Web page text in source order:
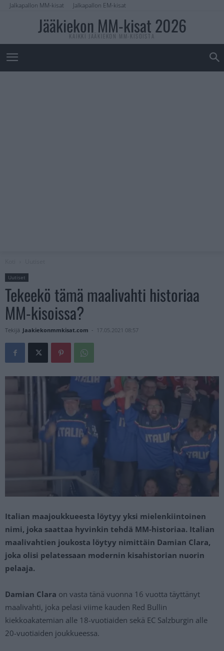
Jalkapallon MM-kisat Jalkapallon EM-kisat
Jääkiekon MM-kisat 2026
KAIKKI JÄÄKIEKON MM-KISOISTA
Uutiset
Tekeekö tämä maalivahti historiaa
MM-kisoissa?
Tekijä Jaakiekonmmkisat.com - 17.05.2021 08:57
Italian maajoukkueesta löytyy yksi mielenkiintoinen
nimi, joka saattaa hyvinkin tehdä MM-historiaa. Italian
maalivahtien joukosta löytyy nimittäin Damian Clara,
joka olisi pelatessaan modernin kisahistorian nuorin
pelaaja.
Damian Clara on vasta tänä vuonna 16 vuotta täyttänyt
maalivahti, joka pelasi viime kauden Red Bullin
kiekkoakatemian alle 18-vuotiaiden sekä EC Salzburgin alle
20-vuotiaiden joukkueessa.